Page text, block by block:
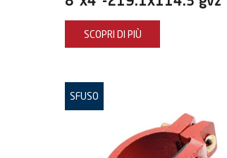
SCOPRI DI PIÙ
SFUSO